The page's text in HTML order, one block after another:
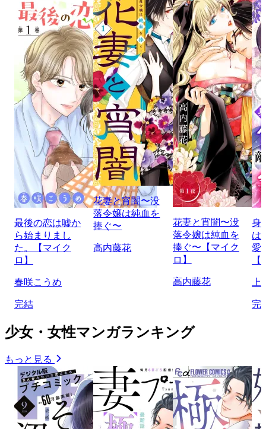
最後の恋は嘘か
ら始まりまし
た。【マイク
ロ】
春咲こうめ
完結
花妻と宵闇〜没
落令嬢は純血を
捧ぐ〜
高内藤花
花妻と宵闇〜没
落令嬢は純血を
捧ぐ〜【マイク
ロ】
高内藤花
身
は
愛
完
少女・女性マンガランキング
もっと見る